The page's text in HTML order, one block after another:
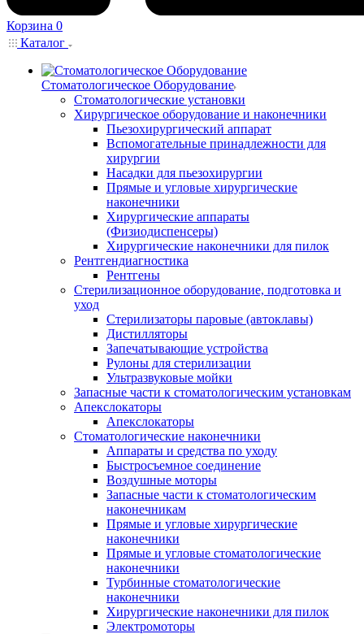
Корзина 0
Каталог
Стоматологическое Оборудование
Стоматологические установки
Хирургическое оборудование и наконечники
Пьезохирургический аппарат
Вспомогательные принадлежности для
хирургии
Насадки для пьезохирургии
Прямые и угловые хирургические
наконечники
Хирургические аппараты
(Физиодиспенсеры)
Хирургические наконечники для пилок
Рентгендиагностика
Рентгены
Стерилизационное оборудование, подготовка и
уход
Стерилизаторы паровые (автоклавы)
Дистилляторы
Запечатывающие устройства
Рулоны для стерилизации
Ультразвуковые мойки
Запасные части к стоматологическим установкам
Апекслокаторы
Апекслокаторы
Стоматологические наконечники
Аппараты и средства по уходу
Быстросъемное соединение
Воздушные моторы
Запасные части к стоматологическим
наконечникам
Прямые и угловые хирургические
наконечники
Прямые и угловые стоматологические
наконечники
Турбинные стоматологические
наконечники
Хирургические наконечники для пилок
Электромоторы